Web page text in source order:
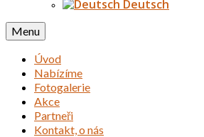
Deutsch
Menu
Úvod
Nabízíme
Fotogalerie
Akce
Partneři
Kontakt, o nás